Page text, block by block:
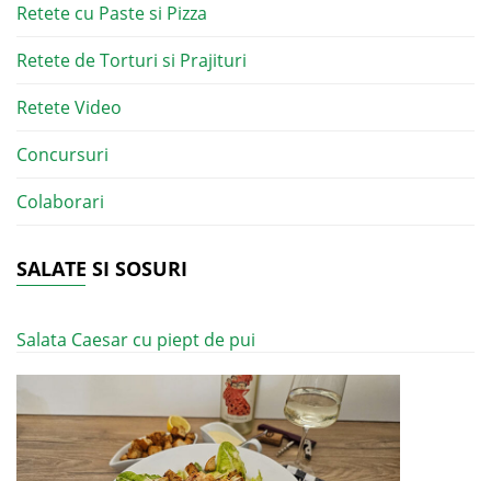
Retete cu Paste si Pizza
Retete de Torturi si Prajituri
Retete Video
Concursuri
Colaborari
SALATE SI SOSURI
Salata Caesar cu piept de pui